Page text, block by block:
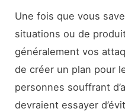
Une fois que vous
situations ou de
généralement vos
de créer un plan pour
personnes souffrant
devraient essayer